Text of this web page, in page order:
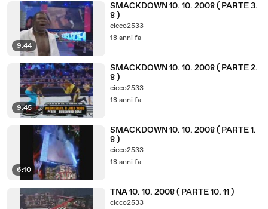
9:44
SMACKDOWN 10. 10. 2008 ( PARTE 3.
8 )
cicco2533
18 anni fa
9:45
SMACKDOWN 10. 10. 2008 ( PARTE 2.
8 )
cicco2533
18 anni fa
6:10
SMACKDOWN 10. 10. 2008 ( PARTE 1.
8 )
cicco2533
18 anni fa
TNA 10. 10. 2008 ( PARTE 10. 11 )
cicco2533